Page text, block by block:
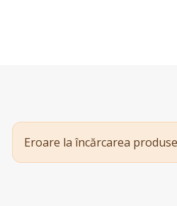
Eroare la încărcarea